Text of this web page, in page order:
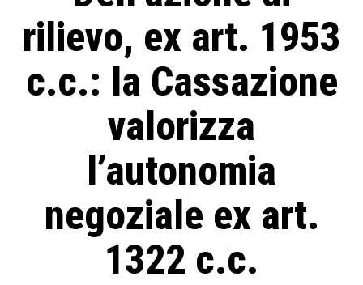
rilievo, ex art. 1953
c.c.: la Cassazione
valorizza
l’autonomia
negoziale ex art.
1322 c.c.